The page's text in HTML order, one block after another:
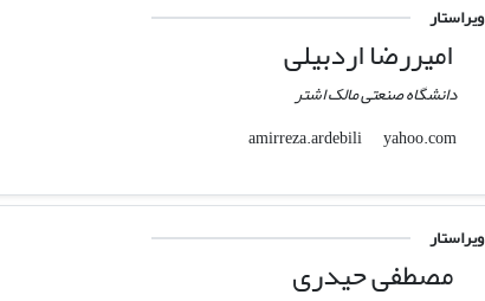
ویراستار
امیررضا اردبیلی
دانشگاه صنعتی مالک اشتر
amirreza.ardebili
yahoo.com
ویراستار
مصطفی حیدری